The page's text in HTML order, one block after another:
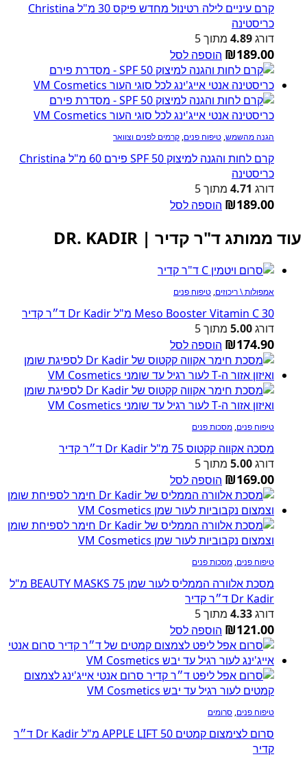
קרם עיניים לילה רטינול מחדש פיקס 30 מ"ל Christina
כריסטינה
דורג4.89 מתוך 5
₪189.00 הוספה לסל
הגנה מהשמש, טיפוח פנים, קרמים לפנים וצוואר
קרם לחות והגנה למיצוק SPF 50 פירם 60 מ"ל Christina
כריסטינה
דורג 4.71 מתוך 5
₪189.00 הוספה לסל
עוד ממותג ד"ר קדיר | DR. KADIR
אמפולות \ ריכוזים, טיפוח פנים
Meso Booster Vitamin C 30 מ"ל Dr Kadir ד״ר קדיר
דורג5.00 מתוך 5
₪174.90 הוספה לסל
טיפוח פנים, מסכות פנים
מסכה אקווה קקטוס 75 מ"ל Dr Kadir ד״ר קדיר
דורג5.00 מתוך 5
₪169.00 הוספה לסל
טיפוח פנים, מסכות פנים
מסכת אלוורה הממליס לעור שמן BEAUTY MASKS 75 מ"ל
Dr Kadir ד״ר קדיר
דורג4.33 מתוך 5
₪121.00 הוספה לסל
טיפוח פנים, סרומים
סרום לצימצום קמטים APPLE LIFT 50 מ"ל Dr Kadir ד״ר
קדיר